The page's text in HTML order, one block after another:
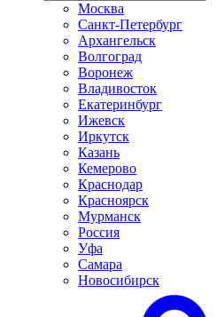
Москва
Санкт-Петербург
Архангельск
Волгоград
Воронеж
Владивосток
Екатеринбург
Ижевск
Иркутск
Казань
Кемерово
Краснодар
Красноярск
Мурманск
Россия
Уфа
Самара
Новосибирск